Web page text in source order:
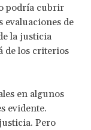
podría cubrir
evaluaciones de
la justicia
de los criterios
en algunos
evidente.
Pero